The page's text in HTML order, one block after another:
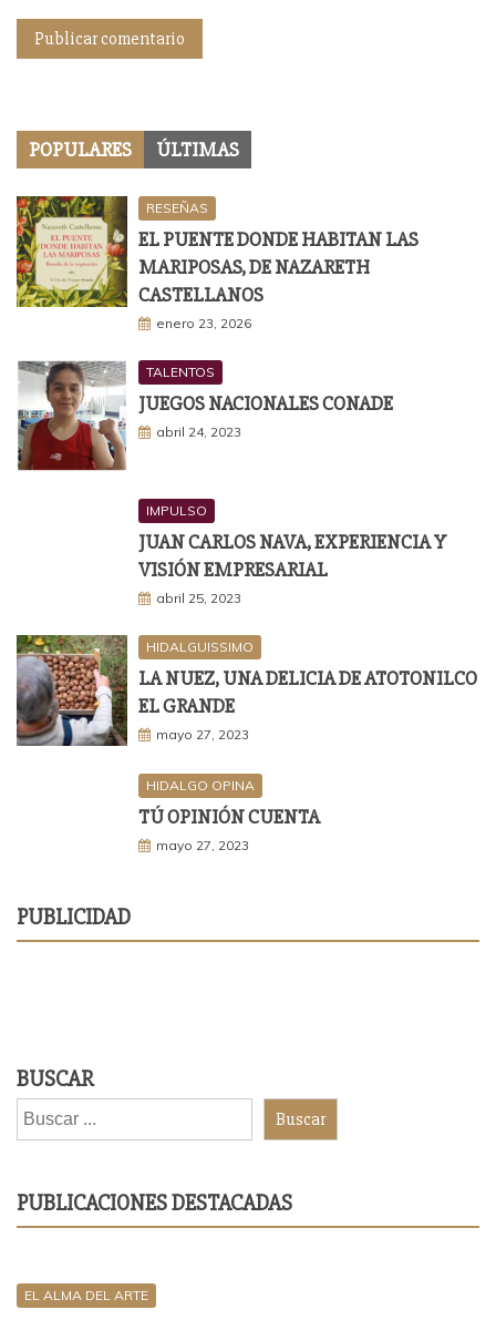
POPULARES ÚLTIMAS
RESEÑAS
EL PUENTE DONDE HABITAN LAS
MARIPOSAS, DE NAZARETH
CASTELLANOS
enero 23, 2026
TALENTOS
JUEGOS NACIONALES CONADE
abril 24, 2023
IMPULSO
JUAN CARLOS NAVA, EXPERIENCIA Y
VISIÓN EMPRESARIAL
abril 25, 2023
HIDALGUISSIMO
LA NUEZ, UNA DELICIA DE ATOTONILCO
EL GRANDE
mayo 27, 2023
HIDALGO OPINA
TÚ OPINIÓN CUENTA
mayo 27, 2023
PUBLICIDAD
BUSCAR
Buscar
PUBLICACIONES DESTACADAS
EL ALMA DEL ARTE